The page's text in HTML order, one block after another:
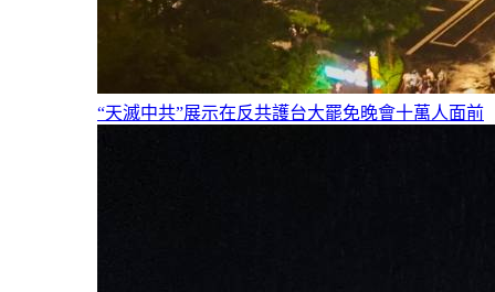
“天滅中共”展示在反共護台大罷免晚會十萬人面前